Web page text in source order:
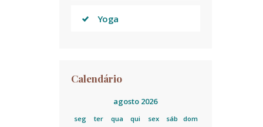
Yoga
Calendário
agosto 2026
seg ter qua qui sex sáb dom